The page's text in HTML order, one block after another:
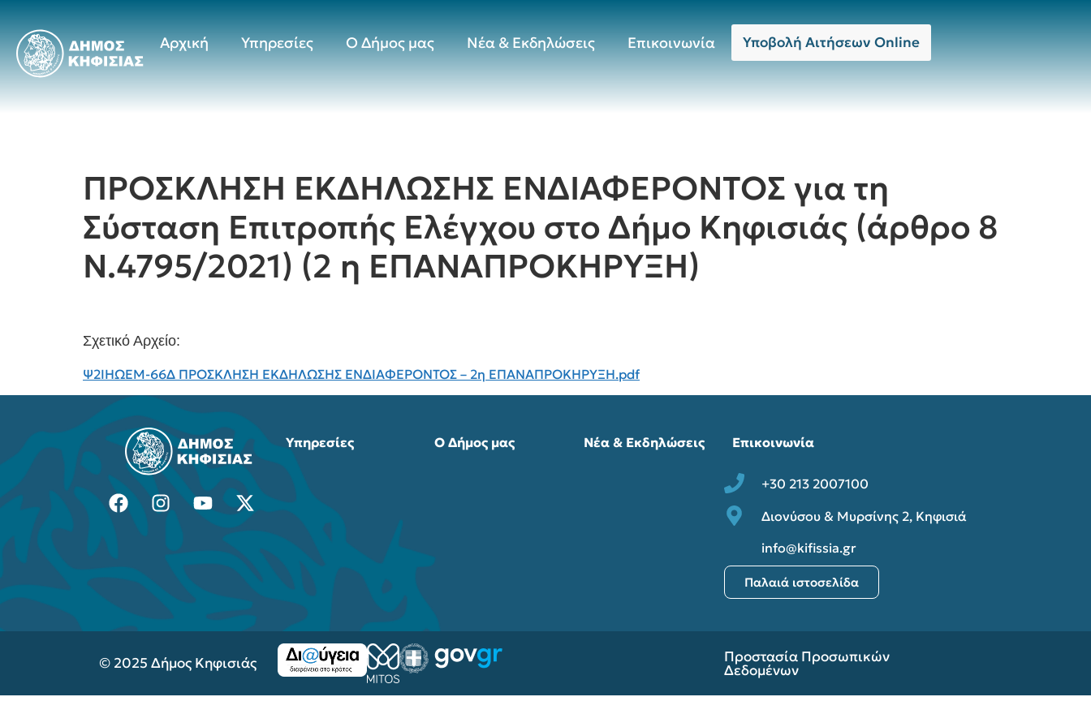
Αρχική Υπηρεσίες Ο Δήμος μας Νέα & Εκδηλώσεις Επικοινωνία Υποβολή Αιτήσεων Online
ΠΡΟΣΚΛΗΣΗ ΕΚΔΗΛΩΣΗΣ ΕΝΔΙΑΦΕΡΟΝΤΟΣ για τη
Σύσταση Επιτροπής Ελέγχου στο Δήμο Κηφισιάς (άρθρο 8
Ν.4795/2021) (2 η ΕΠΑΝΑΠΡΟΚΗΡΥΞΗ)
Σχετικό Αρχείο:
Ψ2ΙΗΩΕΜ-66Δ ΠΡΟΣΚΛΗΣΗ ΕΚΔΗΛΩΣΗΣ ΕΝΔΙΑΦΕΡΟΝΤΟΣ – 2η ΕΠΑΝΑΠΡΟΚΗΡΥΞΗ.pdf
Υπηρεσίες Ο Δήμος μας Νέα & Εκδηλώσεις Επικοινωνία
+30 213 2007100
Διονύσου & Μυρσίνης 2, Κηφισιά
info@kifissia.gr
Παλαιά ιστοσελίδα
© 2025 Δήμος Κηφισιάς Προστασία Προσωπικών
Δεδομένων